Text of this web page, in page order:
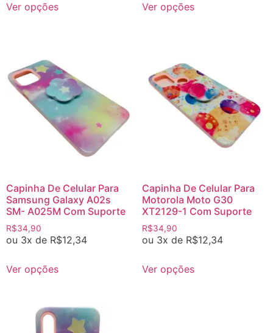
Ver opções Ver opções
Capinha De Celular Para
Samsung Galaxy A02s
SM- A025M Com Suporte
R$34,90
ou 3x de R$12,34
Ver opções
Capinha De Celular Para
Motorola Moto G30
XT2129-1 Com Suporte
R$34,90
ou 3x de R$12,34
Ver opções